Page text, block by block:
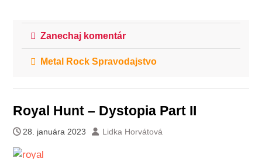
Zanechaj komentár
Metal Rock Spravodajstvo
Royal Hunt – Dystopia Part II
28. januára 2023 Lidka Horvátová